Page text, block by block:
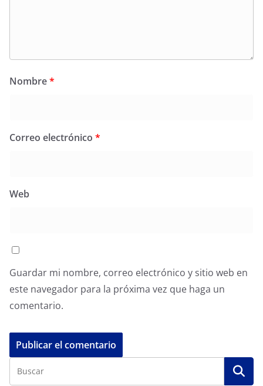
Nombre*
Correo electrónico *
Web
Guardar mi nombre, correo electrónico y sitio web en
este navegador para la próxima vez que haga un
comentario.